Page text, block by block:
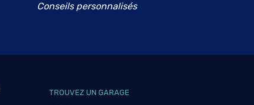
Conseils personnalisés
TROUVEZ UN GARAGE